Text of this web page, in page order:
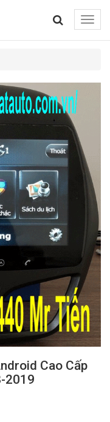
Toggle
Cao Cấp
2019